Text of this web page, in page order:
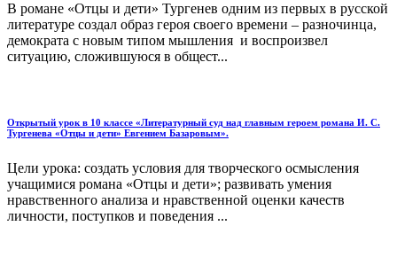
В романе «Отцы и дети» Тургенев одним из первых в русской
литературе создал образ героя своего времени – разночинца,
демократа с новым типом мышления и воспроизвел
ситуацию, сложившуюся в общест...
Открытый урок в 10 классе «Литературный суд над главным героем романа И. С.
Тургенева «Отцы и дети» Евгением Базаровым».
Цели урока: создать условия для творческого осмысления
учащимися романа «Отцы и дети»; развивать умения
нравственного анализа и нравственной оценки качеств
личности, поступков и поведения ...